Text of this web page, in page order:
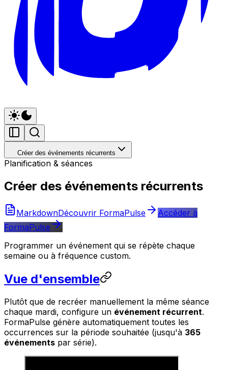
Créer des événements récurrents
Planification & séances
Créer des événements récurrents
MarkdownDécouvrir FormaPulse
Accéder à
FormaPulse
Programmer un événement qui se répète chaque
semaine ou à fréquence custom.
Vue d'ensemble
Plutôt que de recréer manuellement la même séance
chaque mardi, configure un événement récurrent.
FormaPulse génère automatiquement toutes les
occurrences sur la période souhaitée (jusqu'à 365
événements par série).